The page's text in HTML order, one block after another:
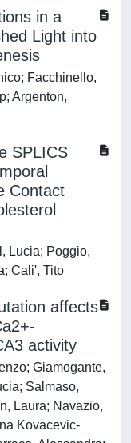
in a
Light into
Facchinello,
Argenton,
SPLICS
Contact
Lucia; Poggio,
Cali', Tito
affects
activity
Giamogante,
Salmaso,
Laura; Navazio,
Kovacevic-